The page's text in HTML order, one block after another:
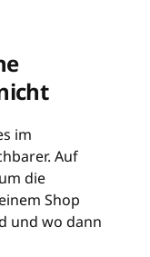
im
Auf
die
Shop
und wo dann